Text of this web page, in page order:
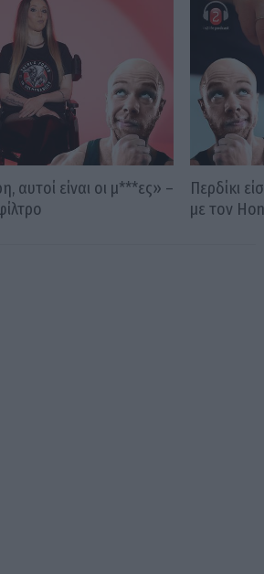
αυτοί είναι οι μ***ες» –
Περδίκι
με τον